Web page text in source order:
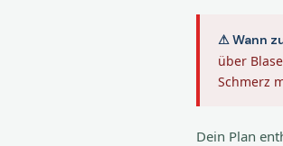
⚠ Wann
über
Schmerz
Dein Plan